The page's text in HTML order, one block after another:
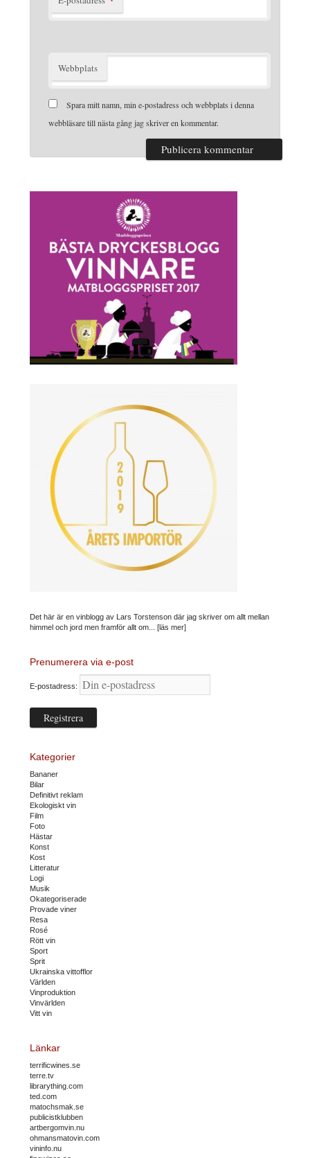
Webbplats
Spara mitt namn, min e-postadress och webbplats i denna
webbläsare till nästa gång jag skriver en kommentar.
Det här är en vinblogg av Lars Torstenson där jag skriver om allt mellan
himmel och jord men framför allt om... [läs mer]
Prenumerera via e-post
E-postadress:
Kategorier
Bananer
Bilar
Definitivt reklam
Ekologiskt vin
Film
Foto
Hästar
Konst
Kost
Litteratur
Logi
Musik
Okategoriserade
Provade viner
Resa
Rosé
Rött vin
Sport
Sprit
Ukrainska vittofflor
Världen
Vinproduktion
Vinvärlden
Vitt vin
Länkar
terrificwines.se
terre.tv
librarything.com
ted.com
matochsmak.se
publicistklubben
artbergomvin.nu
ohmansmatovin.com
vininfo.nu